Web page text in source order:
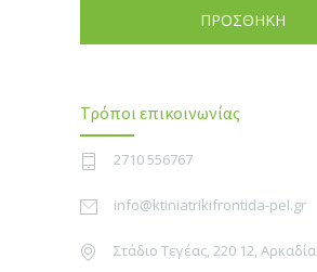
ΠΡΟΣΘΗΚΗ
Τρόποι επικοινωνίας
2710 556767
info@ktiniatrikifrontida-pel.gr
Στάδιο Τεγέας, 220 12, Αρκαδία